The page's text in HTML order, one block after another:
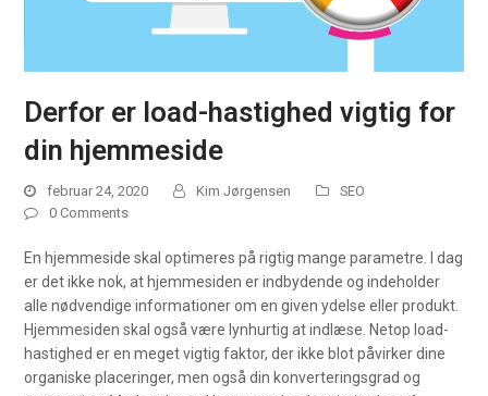
Derfor er load-hastighed vigtig for
din hjemmeside
februar 24, 2020 Kim Jørgensen
SEO
0 Comments
En hjemmeside skal optimeres på rigtig mange parametre. I dag
er det ikke nok, at hjemmesiden er indbydende og indeholder
alle nødvendige informationer om en given ydelse eller produkt.
Hjemmesiden skal også være lynhurtig at indlæse. Netop load-
hastighed er en meget vigtig faktor, der ikke blot påvirker dine
organiske placeringer, men også din konverteringsgrad og